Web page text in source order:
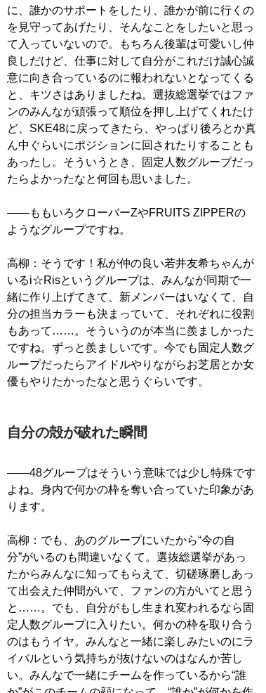
に、誰かのサポートをしたり、誰かが前に行くの
を見守ってあげたり、そんなことをしたいと思っ
て入っていないので。もちろん後輩は可愛いし仲
良しだけど、仕事に対して自分がこれだけ誠心誠
意に向き合っているのに報われないとなってくる
と、キツさはありましたね。選抜総選挙ではファ
ンのみんなが頑張って順位を押し上げてくれたけ
ど、SKE48に戻ってきたら、やっぱり後ろとか真
ん中ぐらいにポジションに回されたりすることも
あったし。そういうとき、固定人数グループだっ
たらよかったなと何回も思いました。
――ももいろクローバーZやFRUITS ZIPPERの
ようなグループですね。
高柳：そうです！私が仲の良い若井友希ちゃんが
いるi☆Risというグループは、みんなが同期で一
緒に作り上げてきて、新メンバーはいなくて、自
分の担当カラーも決まっていて、それぞれに役割
もあって……。そういうのが本当に羨ましかった
ですね。ずっと羨ましいです。今でも固定人数グ
ループだったらアイドルやりながらお芝居とか女
優もやりたかったなと思うぐらいです。
自分の殻が破れた瞬間
――48グループはそういう意味では少し特殊です
よね。身内で何かの枠を奪い合っていた印象があ
ります。
高柳：でも、あのグループにいたから“今の自
分”がいるのも間違いなくて。選抜総選挙があっ
たからみんなに知ってもらえて、切磋琢磨しあっ
て出会えた仲間がいて、ファンの方がいてと思う
と……。でも、自分がもし生まれ変われるなら固
定人数グループに入りたい。何かの枠を取り合う
のはもうイヤ。みんなと一緒に楽しみたいのにラ
イバルという気持ちが抜けないのはなんか苦し
い。みんなで一緒にチームを作っているから“誰